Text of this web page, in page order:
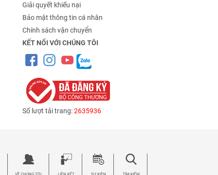
Giải quyết khiếu nại
Bảo mật thông tin cá nhân
Chính sách vận chuyển
KẾT NỐI VỚI CHÚNG TÔI
Số lượt tải trang:2635936